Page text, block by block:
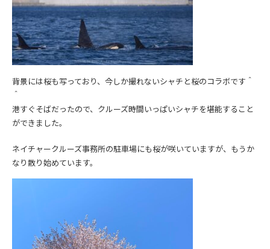
背景には桜も写っており、今しか撮れないシャチと桜のコラボです＾
＾
港すぐそばだったので、クルーズ時間いっぱいシャチを堪能すること
ができました。
ネイチャークルーズ事務所の駐車場にも桜が咲いていますが、もうか
なり散り始めています。